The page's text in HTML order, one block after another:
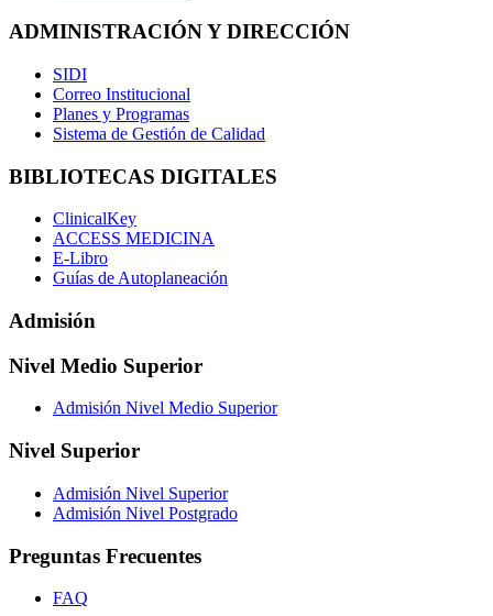
ADMINISTRACIÓN Y DIRECCIÓN
SIDI
Correo Institucional
Planes y Programas
Sistema de Gestión de Calidad
BIBLIOTECAS DIGITALES
ClinicalKey
ACCESS MEDICINA
E-Libro
Guías de Autoplaneación
Admisión
Nivel Medio Superior
Admisión Nivel Medio Superior
Nivel Superior
Admisión Nivel Superior
Admisión Nivel Postgrado
Preguntas Frecuentes
FAQ